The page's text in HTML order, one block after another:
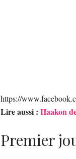
https://
Lire aussi : Haakon
Premier